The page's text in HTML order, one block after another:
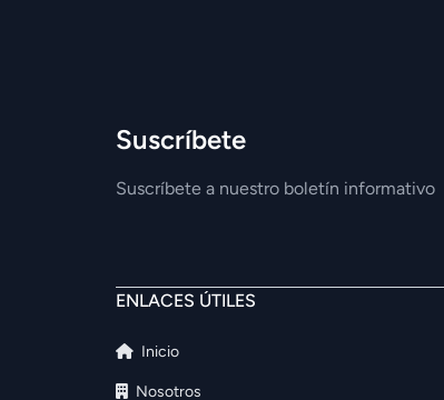
Suscríbete
Suscríbete a nuestro boletín informativo
ENLACES ÚTILES
Inicio
Nosotros